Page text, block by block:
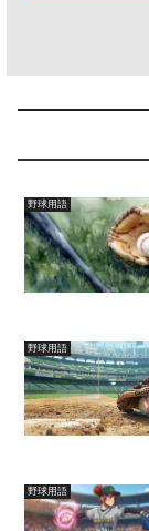
野球用語
野球用語
野球用語